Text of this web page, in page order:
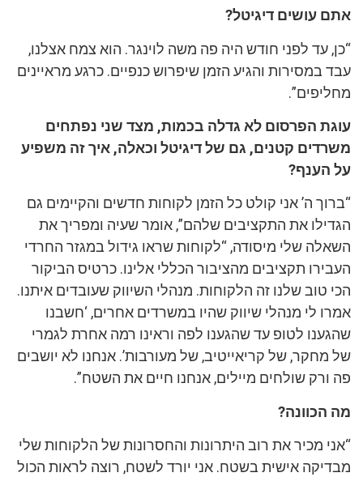
אתם עושים דיגיטל?
“כן, עד לפני חודש היה פה משה לוינגר. הוא צמח אצלנו,
עבד במסירות והגיע הזמן שיפרוש כנפיים. כרגע מראיינים
מחליפים”.
עוגת הפרסום לא גדלה בכמות, מצד שני נפתחים
משרדים קטנים, גם של דיגיטל וכאלה, איך זה משפיע
על הענף?
“ברוך ה’ אני קולט כל הזמן לקוחות חדשים והקיימים גם
הגדילו את התקציבים שלהם”, אומר שעיה ומפריך את
השאלה שלי מיסודה, “לקוחות שראו גידול במגזר החרדי
העבירו תקציבים מהציבור הכללי אלינו. כרטיס הביקור
הכי טוב שלנו זה הלקוחות. מנהלי השיווק שעובדים איתנו.
אמרו לי מנהלי שיווק שהיו במשרדים אחרים, ‘חשבנו
שהגענו לטופ עד שהגענו לפה וראינו רמה אחרת לגמרי
של מחקר, של קריאייטיב, של מעורבות’. אנחנו לא יושבים
פה ורק שולחים מיילים, אנחנו חיים את השטח”.
מה הכוונה?
“אני מכיר את רוב היתרונות והחסרונות של הלקוחות שלי
מבדיקה אישית בשטח. אני יורד לשטח, רוצה לראות הכול